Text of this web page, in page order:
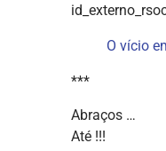
O vício
***
Abraços …
Até !!!